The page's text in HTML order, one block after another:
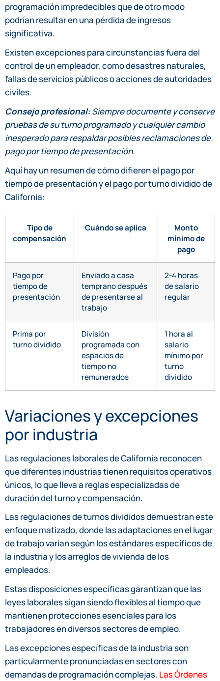
programación impredecibles que de otro modo
podrían resultar en una pérdida de ingresos
significativa.
Existen excepciones para circunstancias fuera del
control de un empleador, como desastres naturales,
fallas de servicios públicos o acciones de autoridades
civiles.
Consejo profesional:Siempre documente y conserve
pruebas de su turno programado y cualquier cambio
inesperado para respaldar posibles reclamaciones de
pago por tiempo de presentación.
Aquí hay un resumen de cómo difieren el pago por
tiempo de presentación y el pago por turno dividido de
California:
Tipo de
compensación
Cuándo se aplica
Monto
mínimo de
pago
Pago por
tiempo de
presentación
Enviado a casa
temprano después
de presentarse al
trabajo
2-4 horas
de salario
regular
Prima por
turno dividido
División
programada con
espacios de
tiempo no
remunerados
1 hora al
salario
mínimo por
turno
dividido
Variaciones y excepciones
por industria
Las regulaciones laborales de California reconocen
que diferentes industrias tienen requisitos operativos
únicos, lo que lleva a reglas especializadas de
duración del turno y compensación.
Las regulaciones de turnos divididos demuestran este
enfoque matizado, donde las adaptaciones en el lugar
de trabajo varían según los estándares específicos de
la industria y los arreglos de vivienda de los
empleados.
Estas disposiciones específicas garantizan que las
leyes laborales sigan siendo flexibles al tiempo que
mantienen protecciones esenciales para los
trabajadores en diversos sectores de empleo.
Las excepciones específicas de la industria son
particularmente pronunciadas en sectores con
demandas de programación complejas. Las Órdenes